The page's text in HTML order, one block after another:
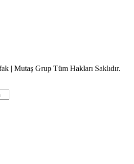
| Mutaş Grup Tüm Hakları Saklıdır.